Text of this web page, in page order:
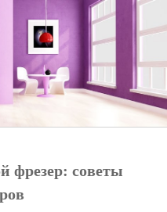
фрезер: советы